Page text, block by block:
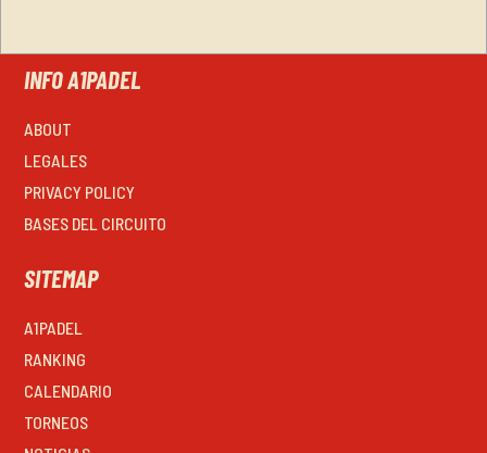
INFO A1PADEL
ABOUT
LEGALES
PRIVACY POLICY
BASES DEL CIRCUITO
SITEMAP
A1PADEL
RANKING
CALENDARIO
TORNEOS